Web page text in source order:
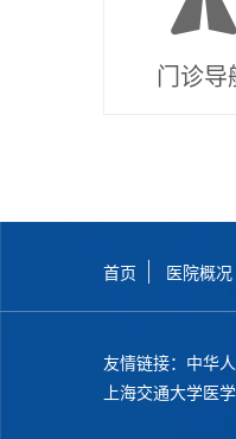
门诊导
首页 医院概况
友情链接： 中华
上海交通大学医